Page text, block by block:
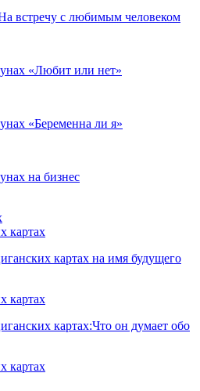
встречу с любимым человеком
«Любит или нет»
«Беременна ли я»
на бизнес
картах
картах на имя будущего
картах
картах:Что он думает обо
картах